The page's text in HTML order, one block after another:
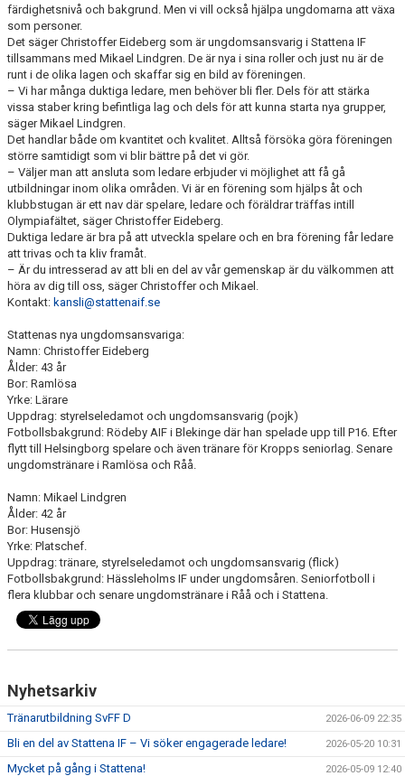
VÅRA LAG
SPONSORER
DOMARE, MATCHER.
AVGIFTER
FÖRENINGSSHOP
KONTAKT
STATTENA CUP
INTRESSEANMÄLAN SOM TRÄNARE/LEDARE
INTRESSEANMÄLAN MEDLEM/SPELARE
färdighetsnivå och bakgrund. Men vi vill också hjälpa ungdomarna att växa
som personer.
Det säger Christoffer Eideberg som är ungdomsansvarig i Stattena IF
tillsammans med Mikael Lindgren. De är nya i sina roller och just nu är de
runt i de olika lagen och skaffar sig en bild av föreningen.
– Vi har många duktiga ledare, men behöver bli fler. Dels för att stärka
vissa staber kring befintliga lag och dels för att kunna starta nya grupper,
säger Mikael Lindgren.
Det handlar både om kvantitet och kvalitet. Alltså försöka göra föreningen
större samtidigt som vi blir bättre på det vi gör.
– Väljer man att ansluta som ledare erbjuder vi möjlighet att få gå
utbildningar inom olika områden. Vi är en förening som hjälps åt och
klubbstugan är ett nav där spelare, ledare och föräldrar träffas intill
Olympiafältet, säger Christoffer Eideberg.
Duktiga ledare är bra på att utveckla spelare och en bra förening får ledare
att trivas och ta kliv framåt.
– Är du intresserad av att bli en del av vår gemenskap är du välkommen att
höra av dig till oss, säger Christoffer och Mikael.
Kontakt: kansli@stattenaif.se
Stattenas nya ungdomsansvariga:
Namn: Christoffer Eideberg
Ålder: 43 år
Bor: Ramlösa
Yrke: Lärare
Uppdrag: styrelseledamot och ungdomsansvarig (pojk)
Fotbollsbakgrund: Rödeby AIF i Blekinge där han spelade upp till P16. Efter
flytt till Helsingborg spelare och även tränare för Kropps seniorlag. Senare
ungdomstränare i Ramlösa och Råå.
Namn: Mikael Lindgren
Ålder: 42 år
Bor: Husensjö
Yrke: Platschef.
Uppdrag: tränare, styrelseledamot och ungdomsansvarig (flick)
Fotbollsbakgrund: Hässleholms IF under ungdomsåren. Seniorfotboll i
flera klubbar och senare ungdomstränare i Råå och i Stattena.
Nyhetsarkiv
Tränarutbildning SvFF D 2026-06-09 22:35
Bli en del av Stattena IF – Vi söker engagerade ledare! 2026-05-20 10:31
Mycket på gång i Stattena! 2026-05-09 12:40